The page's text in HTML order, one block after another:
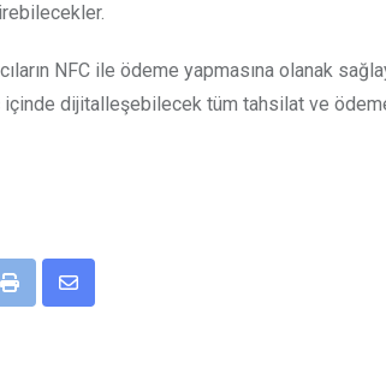
NFC ile ödeme yapmasına olanak
içinde dijitalleşebilecek tüm tahsilat ve
Print
Share